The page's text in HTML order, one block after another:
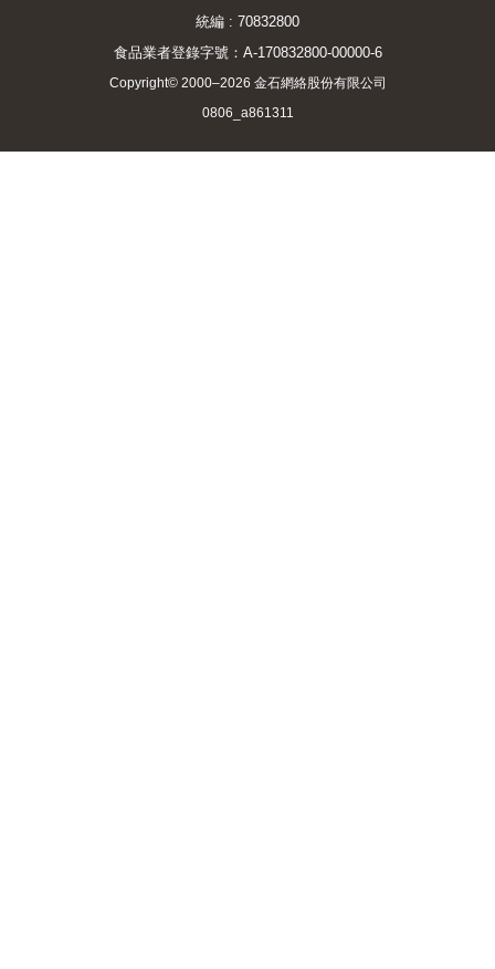
統編 : 70832800
食品業者登錄字號：A-170832800-00000-6
Copyright© 2000–2026 金石網絡股份有限公司
0806_a861311